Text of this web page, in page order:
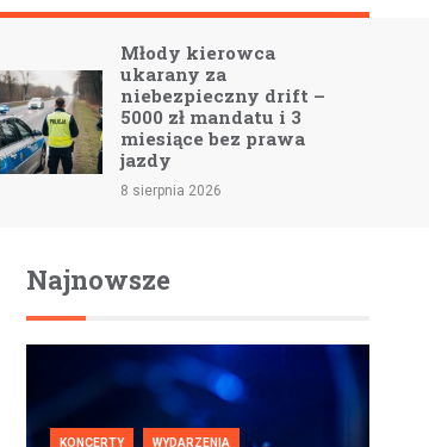
Młody kierowca
ukarany za
niebezpieczny drift –
5000 zł mandatu i 3
miesiące bez prawa
jazdy
8 sierpnia 2026
Najnowsze
KONCERTY WYDARZENIA